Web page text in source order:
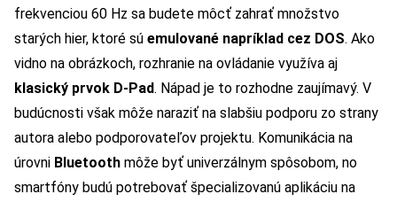
frekvenciou 60 Hz sa budete môcť zahrať množstvo
starých hier, ktoré sú emulované napríklad cez DOS. Ako
vidno na obrázkoch, rozhranie na ovládanie využíva aj
klasický prvok D-Pad. Nápad je to rozhodne zaujímavý. V
budúcnosti však môže naraziť na slabšiu podporu zo strany
autora alebo podporovateľov projektu. Komunikácia na
úrovni Bluetooth môže byť univerzálnym spôsobom, no
smartfóny budú potrebovať špecializovanú aplikáciu na